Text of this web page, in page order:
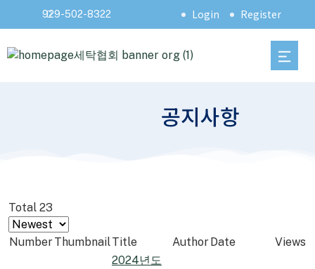
929-502-8322 Login Register
공지사항
Total 23
NumberThumbnailTitle AuthorDate Views
2024년도